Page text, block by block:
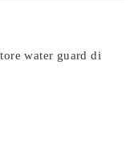
water guard di